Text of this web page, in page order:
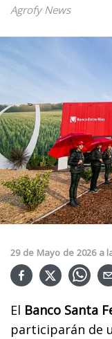
Agrofy News
29 de Mayo de 2026 a
El Banco Santa
participarán de